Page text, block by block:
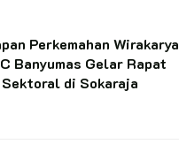
Perkemahan Wirakarya
Banyumas Gelar Rapat
di Sokaraja